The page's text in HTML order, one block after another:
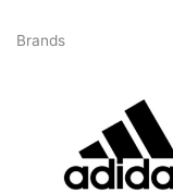
32/35
Brands